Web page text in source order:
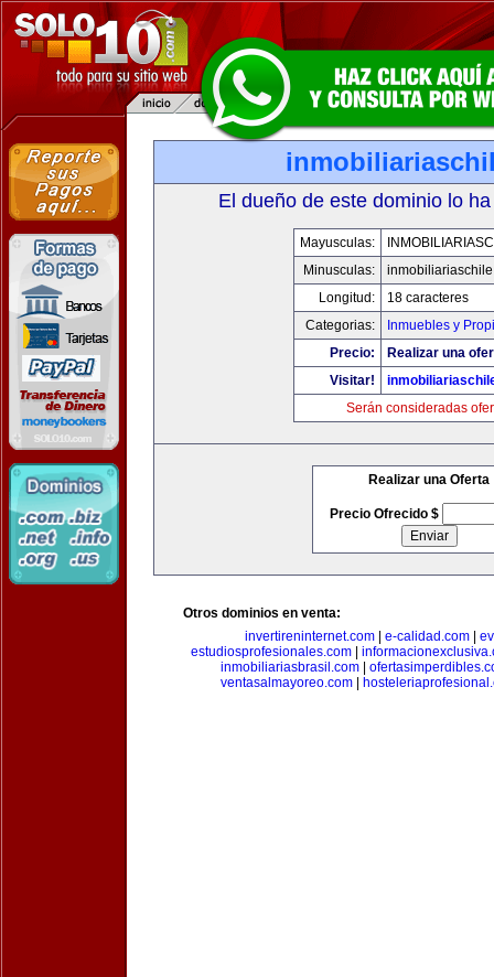
El dueño de este dominio lo
Mayusculas:
Minusculas:
Longitud:
18 caracteres
Categorias:
Inmuebles y
Precio:
Realizar una
Visitar!
Serán consideradas
Realizar una Oferta
Precio Ofrecido $
Otros dominios en venta:
invertireninternet.com| e-calidad.com|
estudiosprofesionales.com|
inmobiliariasbrasil.com
ventasalmayoreo.com